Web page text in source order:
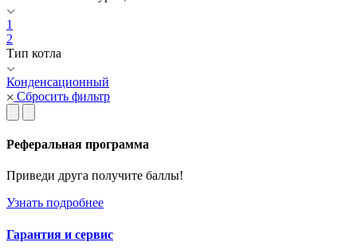
1
2
Тип котла
Конденсационный
Сбросить фильтр
Реферальная программа
Приведи друга получите баллы!
Узнать подробнее
Гарантия и сервис